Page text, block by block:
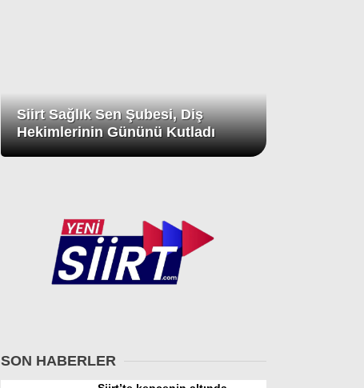
Siirt Sağlık Sen Şubesi, Diş
Hekimlerinin Gününü Kutladı
SON HABERLER